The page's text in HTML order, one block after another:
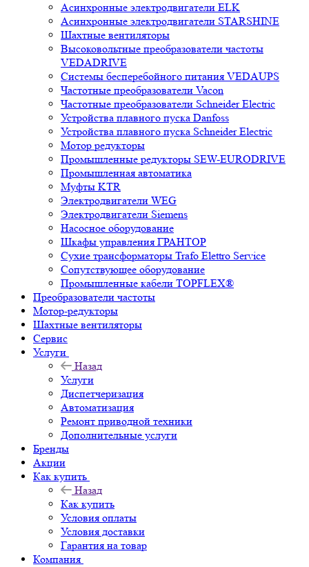
Асинхронные электродвигатели ELK
Асинхронные электродвигатели STARSHINE
Шахтные вентиляторы
Высоковольтные преобразователи частоты
VEDADRIVE
Системы бесперебойного питания VEDAUPS
Частотные преобразователи Vacon
Частотные преобразователи Schneider Electric
Устройства плавного пуска Danfoss
Устройства плавного пуска Schneider Electric
Мотор редукторы
Промышленные редукторы SEW-EURODRIVE
Промышленная автоматика
Муфты KTR
Электродвигатели WEG
Электродвигатели Siemens
Насосное оборудование
Шкафы управления ГРАНТОР
Сухие трансформаторы Trafo Elettro Service
Сопутствующее оборудование
Промышленные кабели TOPFLEX®
Преобразователи частоты
Мотор-редукторы
Шахтные вентиляторы
Сервис
Услуги
Назад
Услуги
Диспетчеризация
Автоматизация
Ремонт приводной техники
Дополнительные услуги
Бренды
Акции
Как купить
Назад
Как купить
Условия оплаты
Условия доставки
Гарантия на товар
Компания